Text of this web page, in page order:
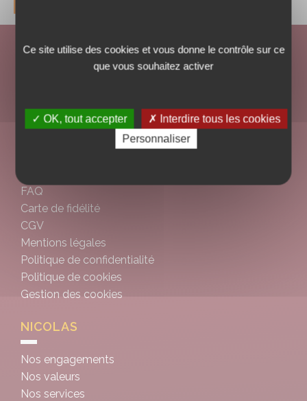
élumarque préférée des français en 2022.
FAQ
Carte de fidélité
CGV
Mentions légales
Politique de confidentialité
Politique de cookies
Gestion des cookies
NICOLAS
Nos engagements
Nos valeurs
Nos services
Ce site utilise des cookies et vous donne le contrôle sur ce
que vous souhaitez activer
✓ OK, tout accepter
✗ Interdire tous les cookies
Personnaliser